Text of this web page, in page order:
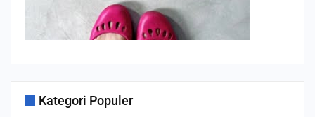
Kategori Populer